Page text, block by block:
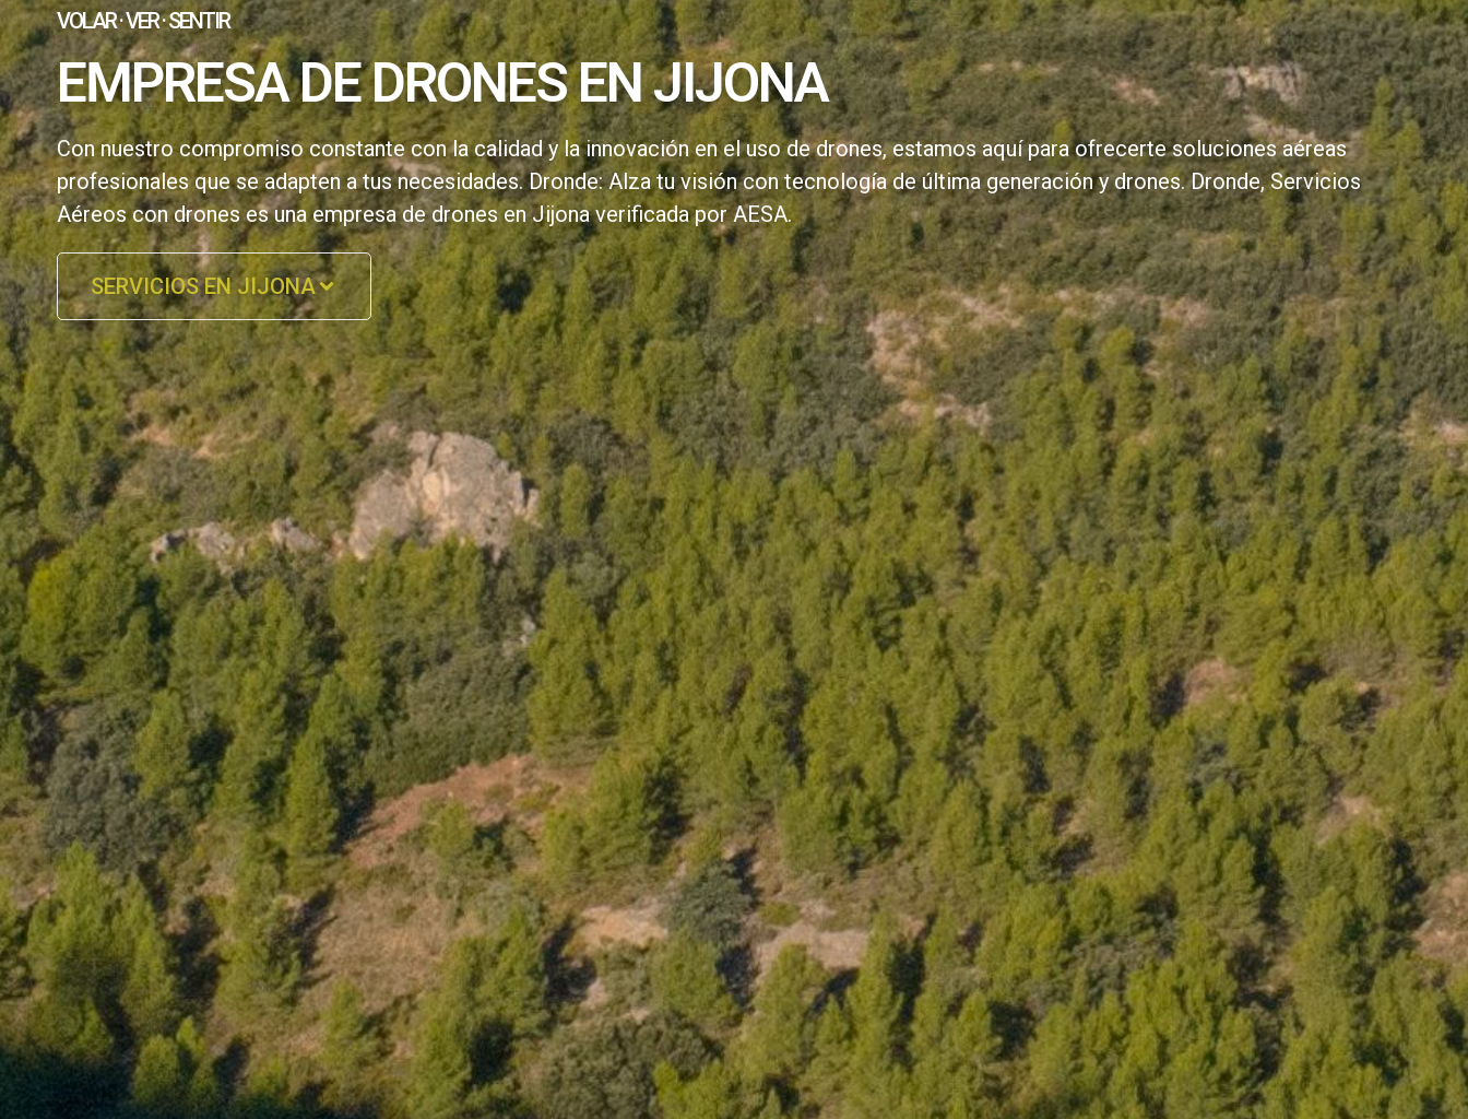
VOLAR · VER · SENTIR
EMPRESA DE DRONES EN JIJONA
Con nuestro compromiso constante con la calidad y la innovación en el uso de drones, estamos aquí para ofrecerte soluciones aéreas
profesionales que se adapten a tus necesidades. Dronde: Alza tu visión con tecnología de última generación y drones. Dronde, Servicios
Aéreos con drones es una empresa de drones en Jijona verificada por AESA.
SERVICIOS EN JIJONA